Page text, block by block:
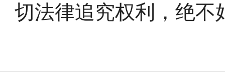
切法律追究权利，绝不